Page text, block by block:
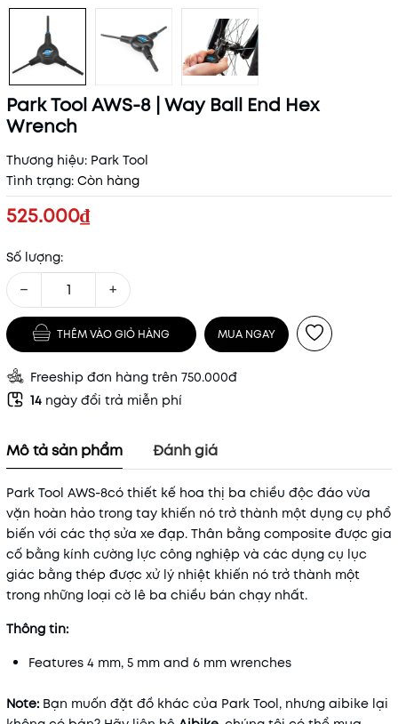
Park Tool AWS-8 | Way Ball End Hex
Wrench
Thương hiệu: Park Tool
Tình trạng: Còn hàng
525.000₫
Số lượng:
− +
THÊM VÀO GIỎ HÀNG MUA NGAY
Freeship đơn hàng trên 750.000đ
14 ngày đổi trả miễn phí
Mô tả sản phẩm Đánh giá
Park Tool AWS-8có thiết kế hoa thị ba chiều độc đáo vừa
vặn hoàn hảo trong tay khiến nó trở thành một dụng cụ phổ
biến với các thợ sửa xe đạp. Thân bằng composite được gia
cố bằng kính cường lực công nghiệp và các dụng cụ lục
giác bằng thép được xử lý nhiệt khiến nó trở thành một
trong những loại cờ lê ba chiều bán chạy nhất.
Thông tin:
Features 4 mm, 5 mm and 6 mm wrenches
Note: Bạn muốn đặt đồ khác của Park Tool, nhưng aibike lại